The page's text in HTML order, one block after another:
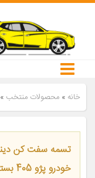
خانه » محصولات منتخب »
خودرو پژو 405 بسته 10 عددی